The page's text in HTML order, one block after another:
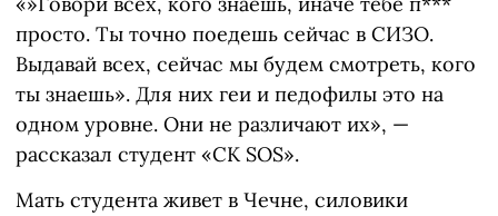
просто. Ты точно поедешь сейчас в СИЗО.
Выдавай всех, сейчас мы будем смотреть, кого
ты знаешь». Для них геи и педофилы это на
одном уровне. Они не различают их», —
рассказал студент «СК SOS».
Мать студента живет в Чечне, силовики